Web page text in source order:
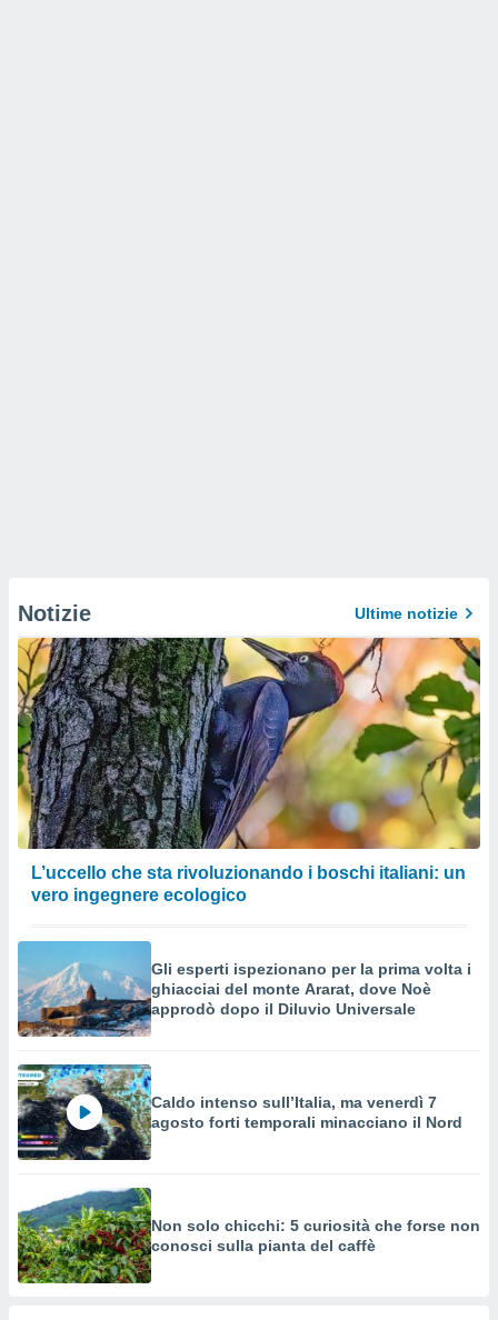
Notizie Ultime notizie
L’uccello che sta rivoluzionando i boschi italiani: un
vero ingegnere ecologico
Gli esperti ispezionano per la prima volta i
ghiacciai del monte Ararat, dove Noè
approdò dopo il Diluvio Universale
Caldo intenso sull’Italia, ma venerdì 7
agosto forti temporali minacciano il Nord
Non solo chicchi: 5 curiosità che forse non
conosci sulla pianta del caffè